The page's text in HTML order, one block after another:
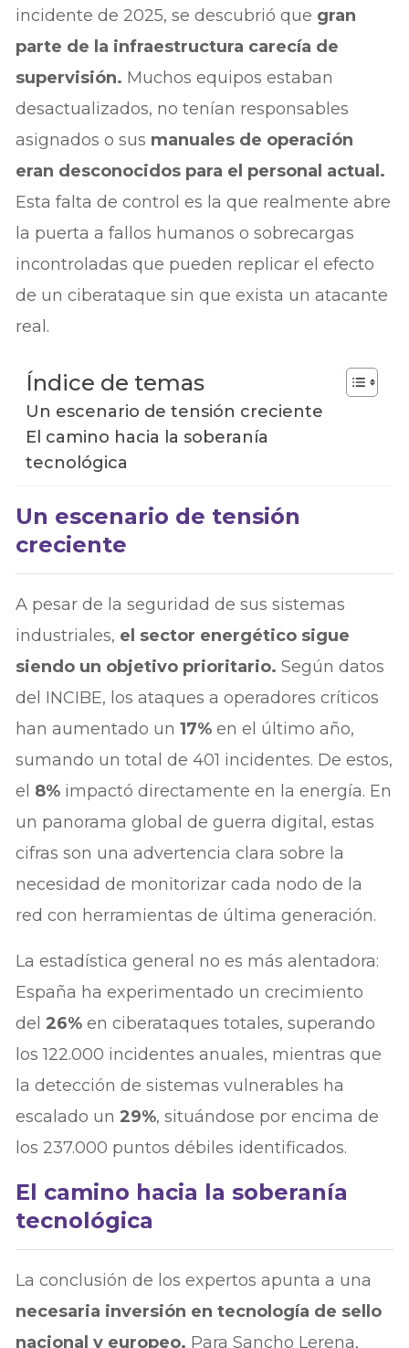
incidente de 2025, se descubrió que gran
parte de la infraestructura carecía de
supervisión. Muchos equipos estaban
desactualizados, no tenían responsables
asignados o sus manuales de operación
eran desconocidos para el personal actual.
Esta falta de control es la que realmente abre
la puerta a fallos humanos o sobrecargas
incontroladas que pueden replicar el efecto
de un ciberataque sin que exista un atacante
real.
Índice de temas
Un escenario de tensión creciente
El camino hacia la soberanía
tecnológica
Un escenario de tensión
creciente
A pesar de la seguridad de sus sistemas
industriales, el sector energético sigue
siendo un objetivo prioritario. Según datos
del INCIBE, los ataques a operadores críticos
han aumentado un17% en el último año,
sumando un total de 401 incidentes. De estos,
el 8% impactó directamente en la energía. En
un panorama global de guerra digital, estas
cifras son una advertencia clara sobre la
necesidad de monitorizar cada nodo de la
red con herramientas de última generación.
La estadística general no es más alentadora:
España ha experimentado un crecimiento
del26% en ciberataques totales, superando
los 122.000 incidentes anuales, mientras que
la detección de sistemas vulnerables ha
escalado un29%, situándose por encima de
los 237.000 puntos débiles identificados.
El camino hacia la soberanía
tecnológica
La conclusión de los expertos apunta a una
necesaria inversión en tecnología de sello
nacional y europeo. Para Sancho Lerena,